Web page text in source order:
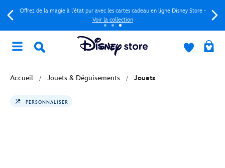
Offrez de la magie à l'état pur avec les cartes cadeau en ligne Disney Store -
Voir la collection
Accueil Jouets & Déguisements Jouets
PERSONNALISER